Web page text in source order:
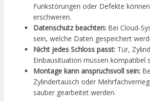
Funkstörungen oder Defekte
erschweren.
Datenschutz beachten: Bei Cloud-
sein, welche Daten gespeichert
Nicht jedes Schloss passt: Tür,
Einbausituation müssen kompatibel
Montage kann anspruchsvoll sein:
Zylindertausch oder
sauber gearbeitet werden.